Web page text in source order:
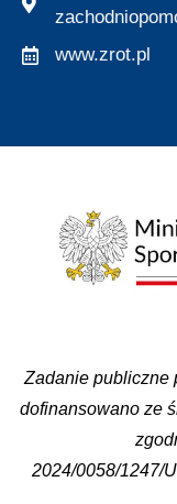
www.zrot.pl
Zadanie publiczne
dofinansowano ze
2024/0058/1247/